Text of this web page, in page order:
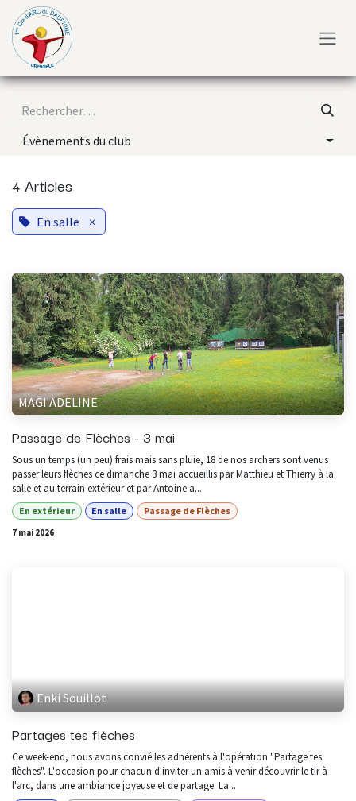
Se rendre au contenu
Évènements du club
4 Articles
En salle ×
MAGI ADELINE
Passage de Flèches - 3 mai
Sous un temps (un peu) frais mais sans pluie, 18 de nos archers sont venus
passer leurs flèches ce dimanche 3 mai accueillis par Matthieu et Thierry à la
salle et au terrain extérieur et par Antoine a...
En extérieur En salle Passage de Flèches
7 mai 2026
Enki Souillot
Partages tes flèches
Ce week-end, nous avons convié les adhérents à l'opération "Partage tes
flèches". L'occasion pour chacun d'inviter un amis à venir découvrir le tir à
l'arc, dans une ambiance joyeuse et de partage. La...